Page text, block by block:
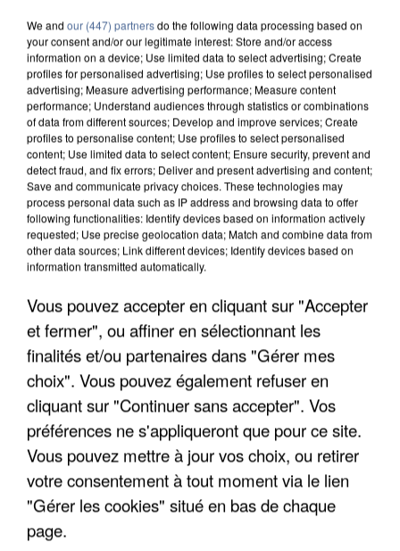
MAFIA INTERPELLÉ EN ALGÉRIE
We and our (447) partnersdo the following data processing based on
your consent and/or our legitimate interest: Store and/or access
information on a device; Use limited data to select advertising; Create
profiles for personalised advertising; Use profiles to select personalised
advertising; Measure advertising performance; Measure content
performance; Understand audiences through statistics or combinations
of data from different sources; Develop and improve services; Create
profiles to personalise content; Use profiles to select personalised
content; Use limited data to select content; Ensure security, prevent and
detect fraud, and fix errors; Deliver and present advertising and content;
Save and communicate privacy choices. These technologies may
process personal data such as IP address and browsing data to offer
following functionalities: Identify devices based on information actively
requested; Use precise geolocation data; Match and combine data from
other data sources; Link different devices; Identify devices based on
information transmitted automatically.
Vous pouvez accepter en cliquant sur "Accepter
et fermer", ou affiner en sélectionnant les
finalités et/ou partenaires dans "Gérer mes
choix". Vous pouvez également refuser en
cliquant sur "Continuer sans accepter". Vos
préférences ne s'appliqueront que pour ce site.
Vous pouvez mettre à jour vos choix, ou retirer
votre consentement à tout moment via le lien
"Gérer les cookies" situé en bas de chaque
page.